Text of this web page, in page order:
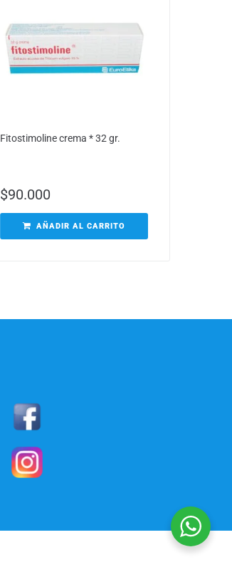
Fitostimoline crema * 32 gr.
$90.000
AÑADIR AL CARRITO